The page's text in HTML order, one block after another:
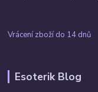
Vrácení zboží do 14 dnů
Esoterik Blog